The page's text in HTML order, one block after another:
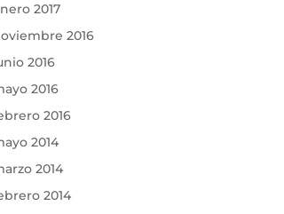
2017
2016
2016
2016
2016
2014
2014
2014